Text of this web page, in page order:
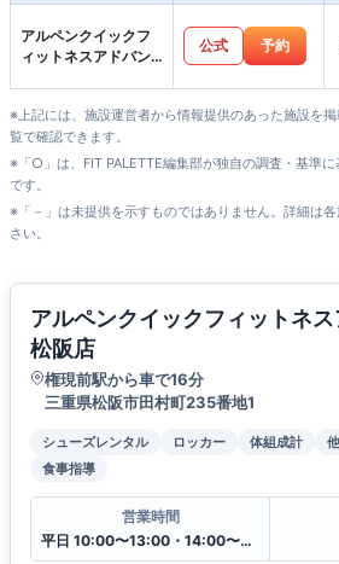
アルペンクイックフ
ィットネスアドバン
公式 予約
※上記には、施設運営者から情報提供のあった施設を
覧で確認できます。
※「○」は、FIT PALETTE編集部が独自の調査・基準
です。
※「－」は未提供を示すものではありません。詳細は
さい。
アルペンクイックフィットネ
松阪店
権現前駅から車で16分
三重県松阪市田村町235番地1
シューズレンタル ロッカー 体組成計
食事指導
営業時間
平日 10:00〜13:00・14:00〜20:00